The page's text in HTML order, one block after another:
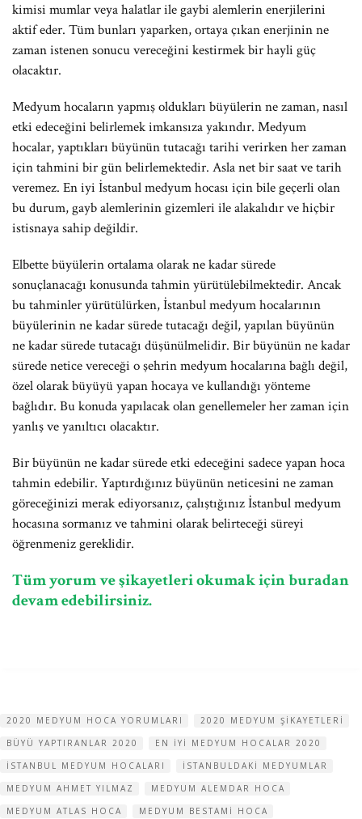
kimisi mumlar veya halatlar ile gaybi alemlerin enerjilerini
aktif eder. Tüm bunları yaparken, ortaya çıkan enerjinin ne
zaman istenen sonucu vereceğini kestirmek bir hayli güç
olacaktır.
Medyum hocaların yapmış oldukları büyülerin ne zaman, nasıl
etki edeceğini belirlemek imkansıza yakındır. Medyum
hocalar, yaptıkları büyünün tutacağı tarihi verirken her zaman
için tahmini bir gün belirlemektedir. Asla net bir saat ve tarih
veremez. En iyi İstanbul medyum hocası için bile geçerli olan
bu durum, gayb alemlerinin gizemleri ile alakalıdır ve hiçbir
istisnaya sahip değildir.
Elbette büyülerin ortalama olarak ne kadar sürede
sonuçlanacağı konusunda tahmin yürütülebilmektedir. Ancak
bu tahminler yürütülürken, İstanbul medyum hocalarının
büyülerinin ne kadar sürede tutacağı değil, yapılan büyünün
ne kadar sürede tutacağı düşünülmelidir. Bir büyünün ne kadar
sürede netice vereceği o şehrin medyum hocalarına bağlı değil,
özel olarak büyüyü yapan hocaya ve kullandığı yönteme
bağlıdır. Bu konuda yapılacak olan genellemeler her zaman için
yanlış ve yanıltıcı olacaktır.
Bir büyünün ne kadar sürede etki edeceğini sadece yapan hoca
tahmin edebilir. Yaptırdığınız büyünün neticesini ne zaman
göreceğinizi merak ediyorsanız, çalıştığınız İstanbul medyum
hocasına sormanız ve tahmini olarak belirteceği süreyi
öğrenmeniz gereklidir.
Tüm yorum ve şikayetleri okumak için buradan
devam edebilirsiniz.
2020 MEDYUM HOCA YORUMLARI
2020 MEDYUM ŞIKAYETLERI
BÜYÜ YAPTIRANLAR 2020
EN IYI MEDYUM HOCALAR 2020
ISTANBUL MEDYUM HOCALARI
ISTANBULDAKI MEDYUMLAR
MEDYUM AHMET YILMAZ
MEDYUM ALEMDAR HOCA
MEDYUM ATLAS HOCA
MEDYUM BESTAMI HOCA